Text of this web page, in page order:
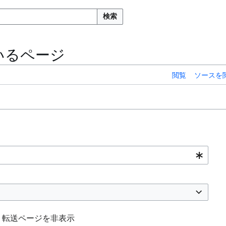
検索
るページ
閲覧 ソースを
転送ページを非表示